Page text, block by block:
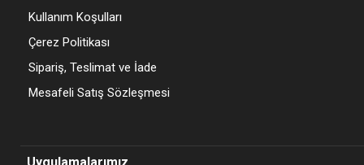
Kullanım Koşulları
Çerez Politikası
Sipariş, Teslimat ve İade
Mesafeli Satış Sözleşmesi